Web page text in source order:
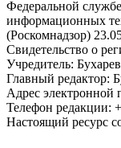
Федеральной
информационных
(Роскомнадзор)
Свидетельство о
Учредитель:
Главный редактор:
Адрес электронной
Телефон редакции:
Настоящий ресурс